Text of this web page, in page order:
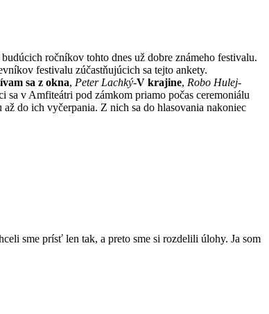
ročníkov tohto dnes už dobre známeho festivalu.
festivalu zúčastňujúcich sa tejto ankety.
sa z okna, Peter Lachký-V krajine, Robo Hulej-
v Amfiteátri pod zámkom priamo počas ceremoniálu
do ich vyčerpania. Z nich sa do hlasovania nakoniec
sme prísť len tak, a preto sme si rozdelili úlohy. Ja som